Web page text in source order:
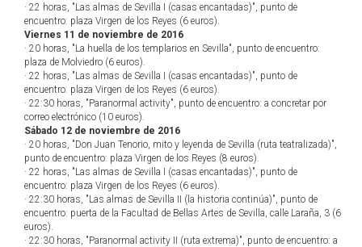
· 22 horas, "Las almas de Sevilla I (casas encantadas)", punto de
encuentro: plaza Virgen de los Reyes (6 euros).
Viernes 11 de noviembre de 2016
· 20 horas, "La huella de los templarios en Sevilla", punto de encuentro:
plaza de Molviedro (6 euros).
· 22 horas, "Las almas de Sevilla I (casas encantadas)", punto de
encuentro: plaza Virgen de los Reyes (6 euros).
· 22:30 horas, "Paranormal activity", punto de encuentro: a concretar por
correo electrónico (10 euros).
Sábado 12 de noviembre de 2016
· 20 horas, "Don Juan Tenorio, mito y leyenda de Sevilla (ruta teatralizada)",
punto de encuentro: plaza Virgen de los Reyes (8 euros).
· 22 horas, "Las almas de Sevilla I (casas encantadas)", punto de
encuentro: plaza Virgen de los Reyes (6 euros).
· 22:30 horas, "Las almas de Sevilla II (la historia continúa)", punto de
encuentro: puerta de la Facultad de Bellas Artes de Sevilla, calle Laraña, 3 (6
euros).
· 22:30 horas, "Paranormal activity II (ruta extrema)", punto de encuentro: a